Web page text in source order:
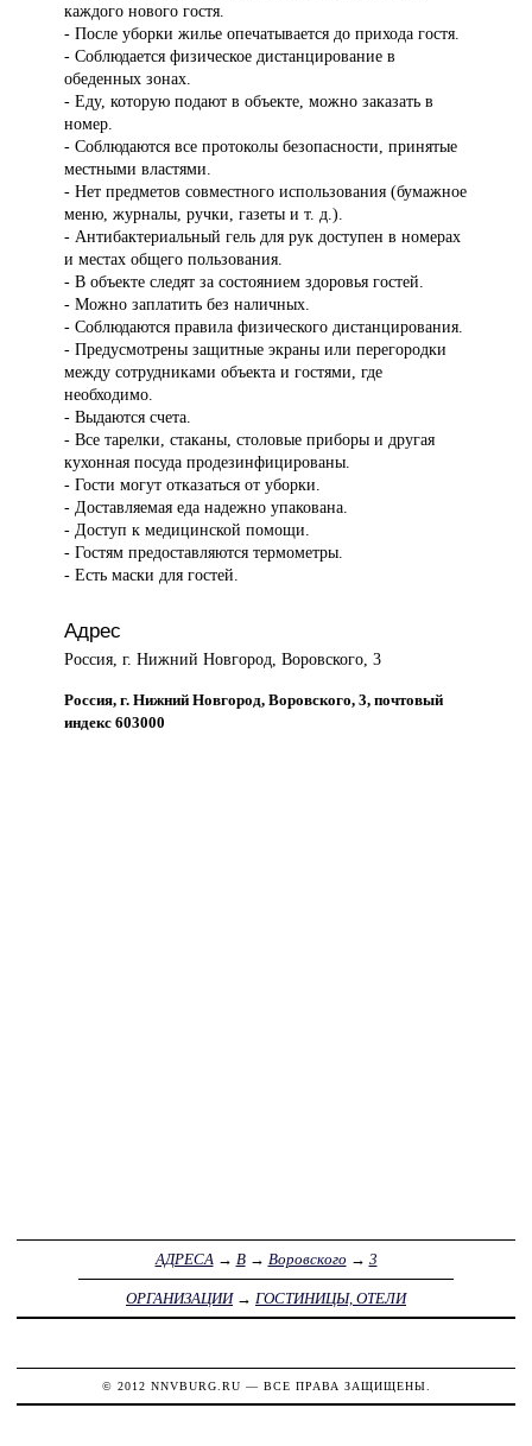
каждого нового гостя.
- После уборки жилье опечатывается до прихода гостя.
- Соблюдается физическое дистанцирование в
обеденных зонах.
- Еду, которую подают в объекте, можно заказать в
номер.
- Соблюдаются все протоколы безопасности, принятые
местными властями.
- Нет предметов совместного использования (бумажное
меню, журналы, ручки, газеты и т. д.).
- Антибактериальный гель для рук доступен в номерах
и местах общего пользования.
- В объекте следят за состоянием здоровья гостей.
- Можно заплатить без наличных.
- Соблюдаются правила физического дистанцирования.
- Предусмотрены защитные экраны или перегородки
между сотрудниками объекта и гостями, где
необходимо.
- Выдаются счета.
- Все тарелки, стаканы, столовые приборы и другая
кухонная посуда продезинфицированы.
- Гости могут отказаться от уборки.
- Доставляемая еда надежно упакована.
- Доступ к медицинской помощи.
- Гостям предоставляются термометры.
- Есть маски для гостей.
Адрес
Россия, г. Нижний Новгород, Воровского, 3
Россия, г. Нижний Новгород, Воровского, 3, почтовый
индекс 603000
АДРЕСА→ В→ Воровского → 3
ОРГАНИЗАЦИИ→ ГОСТИНИЦЫ, ОТЕЛИ
© 2012 NNVBURG.RU — ВСЕ ПРАВА ЗАЩИЩЕНЫ.